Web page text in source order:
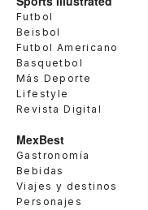
Futbol
Beisbol
Futbol Americano
Basquetbol
Más Deporte
Lifestyle
Revista Digital
MexBest
Gastronomía
Bebidas
Viajes y destinos
Personajes